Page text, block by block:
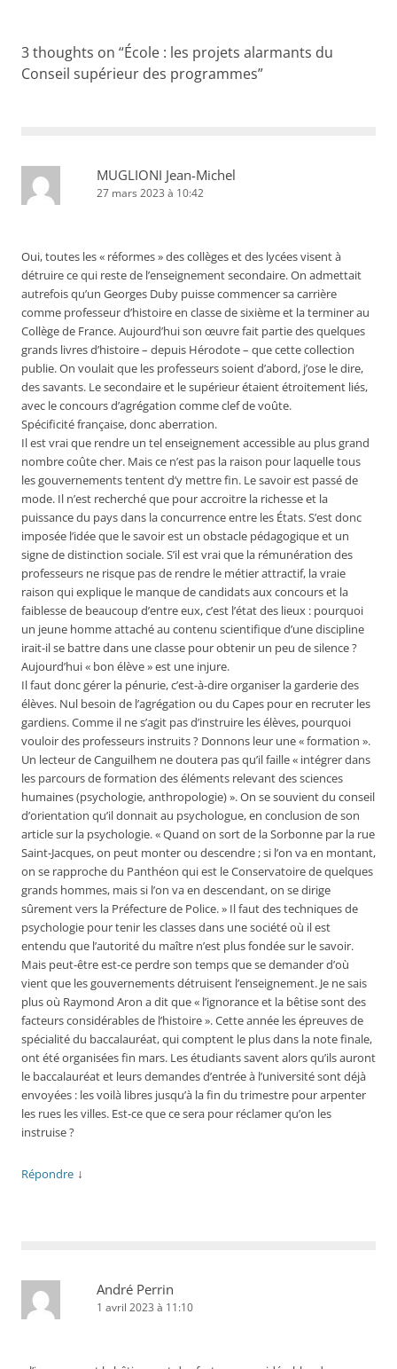
3 thoughts on “École : les projets alarmants du
Conseil supérieur des programmes”
MUGLIONI Jean-Michel
27 mars 2023 à 10:42
Oui, toutes les « réformes » des collèges et des lycées visent à
détruire ce qui reste de l’enseignement secondaire. On admettait
autrefois qu’un Georges Duby puisse commencer sa carrière
comme professeur d’histoire en classe de sixième et la terminer au
Collège de France. Aujourd’hui son œuvre fait partie des quelques
grands livres d’histoire – depuis Hérodote – que cette collection
publie. On voulait que les professeurs soient d’abord, j’ose le dire,
des savants. Le secondaire et le supérieur étaient étroitement liés,
avec le concours d’agrégation comme clef de voûte.
Spécificité française, donc aberration.
Il est vrai que rendre un tel enseignement accessible au plus grand
nombre coûte cher. Mais ce n’est pas la raison pour laquelle tous
les gouvernements tentent d’y mettre fin. Le savoir est passé de
mode. Il n’est recherché que pour accroitre la richesse et la
puissance du pays dans la concurrence entre les États. S’est donc
imposée l’idée que le savoir est un obstacle pédagogique et un
signe de distinction sociale. S’il est vrai que la rémunération des
professeurs ne risque pas de rendre le métier attractif, la vraie
raison qui explique le manque de candidats aux concours et la
faiblesse de beaucoup d’entre eux, c’est l’état des lieux : pourquoi
un jeune homme attaché au contenu scientifique d’une discipline
irait-il se battre dans une classe pour obtenir un peu de silence ?
Aujourd’hui « bon élève » est une injure.
Il faut donc gérer la pénurie, c’est-à-dire organiser la garderie des
élèves. Nul besoin de l’agrégation ou du Capes pour en recruter les
gardiens. Comme il ne s’agit pas d’instruire les élèves, pourquoi
vouloir des professeurs instruits ? Donnons leur une « formation ».
Un lecteur de Canguilhem ne doutera pas qu’il faille « intégrer dans
les parcours de formation des éléments relevant des sciences
humaines (psychologie, anthropologie) ». On se souvient du conseil
d’orientation qu’il donnait au psychologue, en conclusion de son
article sur la psychologie. « Quand on sort de la Sorbonne par la rue
Saint-Jacques, on peut monter ou descendre ; si l’on va en montant,
on se rapproche du Panthéon qui est le Conservatoire de quelques
grands hommes, mais si l’on va en descendant, on se dirige
sûrement vers la Préfecture de Police. » Il faut des techniques de
psychologie pour tenir les classes dans une société où il est
entendu que l’autorité du maître n’est plus fondée sur le savoir.
Mais peut-être est-ce perdre son temps que se demander d’où
vient que les gouvernements détruisent l’enseignement. Je ne sais
plus où Raymond Aron a dit que « l’ignorance et la bêtise sont des
facteurs considérables de l’histoire ». Cette année les épreuves de
spécialité du baccalauréat, qui comptent le plus dans la note finale,
ont été organisées fin mars. Les étudiants savent alors qu’ils auront
le baccalauréat et leurs demandes d’entrée à l’université sont déjà
envoyées : les voilà libres jusqu’à la fin du trimestre pour arpenter
les rues les villes. Est-ce que ce sera pour réclamer qu’on les
instruise ?
Répondre ↓
André Perrin
1 avril 2023 à 11:10